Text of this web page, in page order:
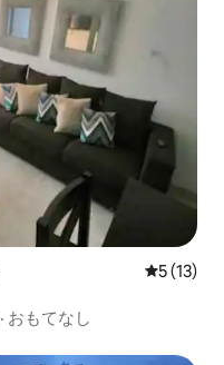
レビュー
5 (13)
· おもてなし